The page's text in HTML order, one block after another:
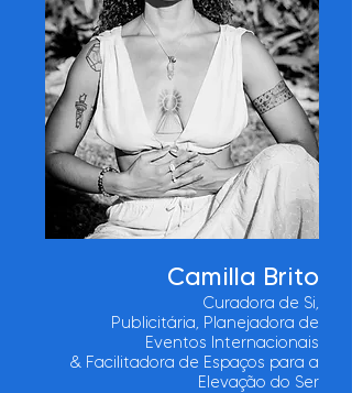
Camilla Brito
Curadora de Si,
Publicitária, Planejadora de
Eventos Internacionais
& Facilitadora de Espaços para a
Elevação do Ser